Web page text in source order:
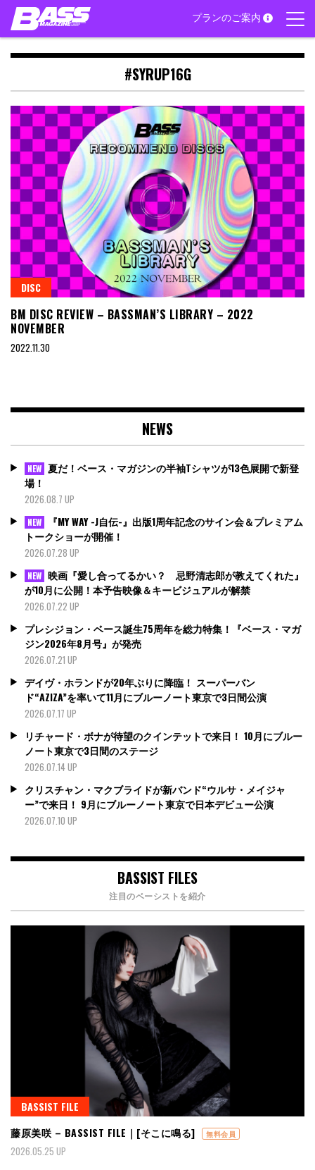
Skip
content
プランのご案内
#SYRUP16G
DISC
BM DISC REVIEW – BASSMAN’S LIBRARY – 2022
NOVEMBER
2022.11.30
NEWS
NEW 夏だ！ベース・マガジンの半袖Tシャツが13色展開で新登
場！
2026.08.7 UP
NEW
『MY WAY -J自伝-』出版1周年記念のサイン会＆プレミアム
トークショーが開催！
2026.07.28 UP
NEW 映画『愛し合ってるかい？ 忌野清志郎が教えてくれた』
が10月に公開！本予告映像＆キービジュアルが解禁
2026.07.22 UP
プレシジョン・ベース誕生75周年を総力特集！『ベース・マガ
ジン2026年8月号』が発売
2026.07.21 UP
デイヴ・ホランドが20年ぶりに降臨！ スーパーバン
ド“AZIZA”を率いて11月にブルーノート東京で3日間公演
2026.07.17 UP
リチャード・ボナが待望のクインテットで来日！ 10月にブルー
ノート東京で3日間のステージ
2026.07.14 UP
クリスチャン・マクブライドが新バンド“ウルサ・メイジャ
ー”で来日！ 9月にブルーノート東京で日本デビュー公演
2026.07.10 UP
BASSIST FILES
注目のベーシストを紹介
BASSIST FILE
藤原美咲 – BASSIST FILE｜[そこに鳴る]
無料会員
2026.05.25 UP